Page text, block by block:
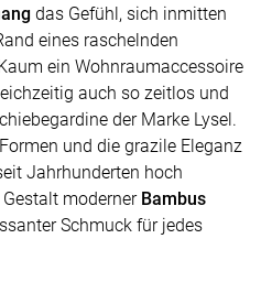
das Gefühl, sich inmitten
eines raschelnden
ein Wohnraumaccessoire
auch so zeitlos und
der Marke Lysel.
und die grazile Eleganz
Jahrhunderten hoch
moderner Bambus
Schmuck für jedes